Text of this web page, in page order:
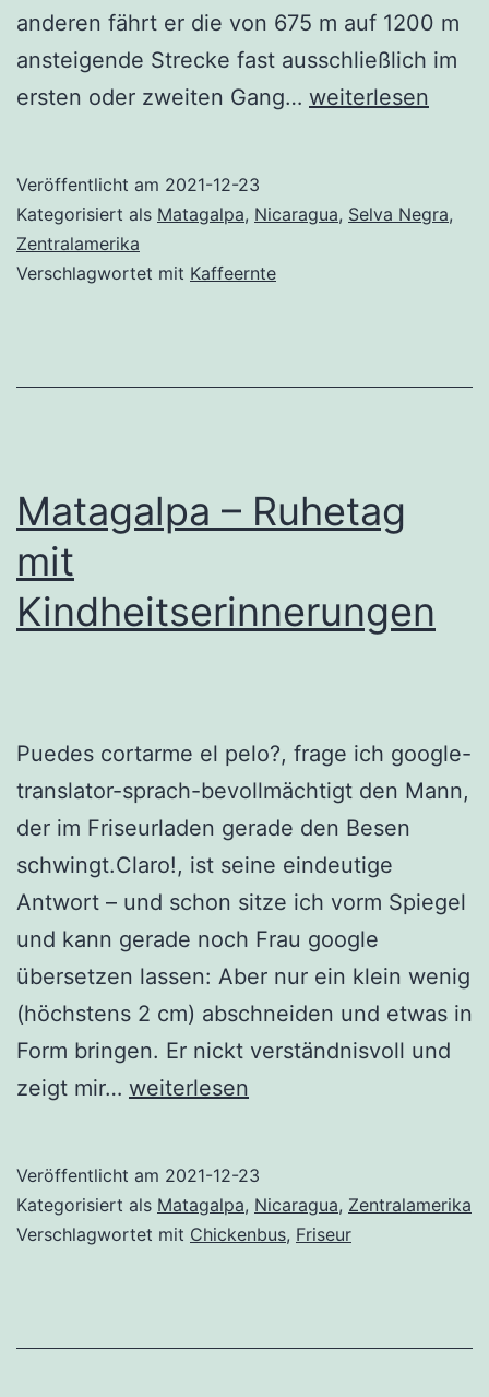
anderen fährt er die von 675 m auf 1200 m
ansteigende Strecke fast ausschließlich im
ersten oder zweiten Gang… Selva
Schwarzwald
weiterlesen
Veröffentlicht am 2021-12-23
Kategorisiert als Matagalpa, Nicaragua, Selva Negra,
Zentralamerika
Verschlagwortet mit Kaffeernte
Matagalpa – Ruhetag
mit
Kindheitserinnerungen
Puedes cortarme el pelo?, frage ich google-
translator-sprach-bevollmächtigt den Mann,
der im Friseurladen gerade den Besen
schwingt.Claro!, ist seine eindeutige
Antwort – und schon sitze ich vorm Spiegel
und kann gerade noch Frau google
übersetzen lassen: Aber nur ein klein wenig
(höchstens 2 cm) abschneiden und etwas in
Form bringen. Er nickt verständnisvoll und
zeigt mir… Matagalpa
mit
Kindheitserinnerungen
weiterlesen
Veröffentlicht am 2021-12-23
Kategorisiert als Matagalpa, Nicaragua, Zentralamerika
Verschlagwortet mit Chickenbus, Friseur